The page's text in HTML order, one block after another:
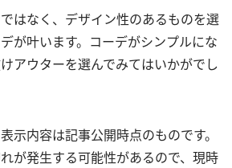
はなく、デザイン性のあるものを選
が叶います。コーデがシンプルにな
アウターを選んでみてはいかがでし
示内容は記事公開時点のものです。
が発生する可能性があるので、現時